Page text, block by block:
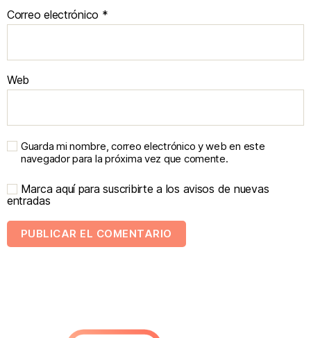
Correo electrónico *
Web
Guarda mi nombre, correo electrónico y web en este
navegador para la próxima vez que comente.
Marca aquí para suscribirte a los avisos de nuevas
entradas